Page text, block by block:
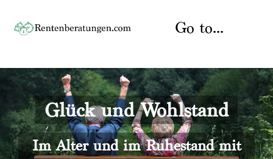
content
Go to...
Startseite
Rente
Rentenberater
Über uns
Kontakt
Glück und Wohlstand
Im Alter und im Ruhestand mit